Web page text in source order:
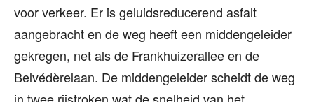
voor verkeer. Er is geluidsreducerend asfalt
aangebracht en de weg heeft een middengeleider
gekregen, net als de Frankhuizerallee en de
Belvédèrelaan. De middengeleider scheidt de weg